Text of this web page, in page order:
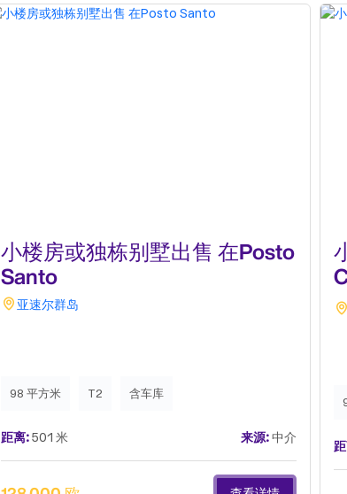
小楼房或独栋别墅出售 在Posto
Santo
亚速尔群岛
98 平方米 T2 含车库
距离:501 米 来源:中介